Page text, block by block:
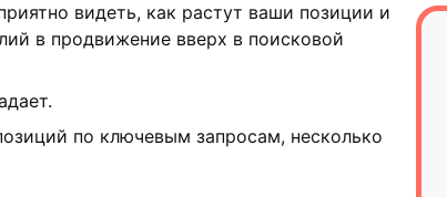
видеть, как растут ваши позиции и
в продвижение вверх в поисковой
по ключевым запросам, несколько